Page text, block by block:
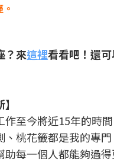
？來這裡看看吧！還
作至今將近15年的時
、桃花籤都是我的專
助每一個人都能夠過